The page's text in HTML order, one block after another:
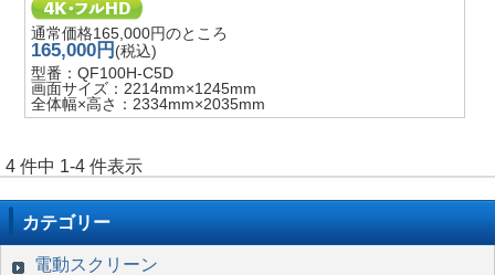
通常価格165,000円のところ
165,000円 (税込)
型番：QF100H-C5D
画面サイズ：2214mm×1245mm
全体幅×高さ：2334mm×2035mm
4 件中 1-4 件表示
カテゴリー
電動スクリーン